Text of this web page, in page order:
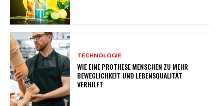
TECHNOLOGIE
WIE EINE PROTHESE MENSCHEN ZU MEHR
BEWEGLICHKEIT UND LEBENSQUALITÄT
VERHILFT